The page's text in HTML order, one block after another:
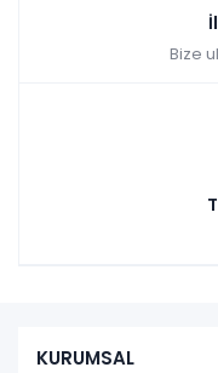
Bize
KURUMSAL